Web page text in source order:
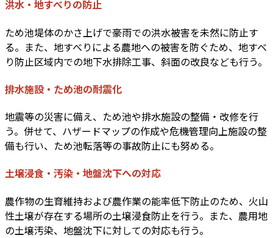
洪水・地すべりの防止
ため池堤体のかさ上げで豪雨での洪水被害を未然に防止す
る。また、地すべりによる農地への被害を防ぐため、地すべ
り防止区域内での地下水排除工事、斜面の改良なども行う。
排水施設・ため池の耐震化
地震等の災害に備え、ため池や排水施設の整備・改修を行
う。併せて、ハザードマップの作成や危機管理向上施設の整
備も行い、ため池転落等の事故防止にも努める。
土壌浸食・汚染・地盤沈下への対応
農作物の生育維持および農作業の能率低下防止のため、火山
性土壌が存在する場所の土壌浸食防止を行う。また、農用地
の土壌汚染、地盤沈下に対しての対応も行う。